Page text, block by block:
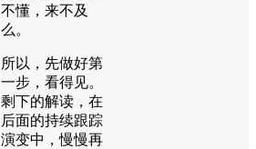
不懂，来不及
么。
所以，先做好第
一步，看得见。
剩下的解读，在
后面的持续跟踪
演变中，慢慢再